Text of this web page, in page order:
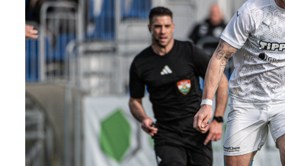
Gyirmót, Alcufer Stadion
augusztus 08. (szombat) 17:00
(1:1)
Kolorcity KBSC
Videoton FC Fehérvár
Kolorcity Aréna